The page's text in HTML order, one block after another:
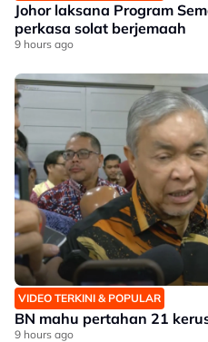
Johor laksana Program
perkasa solat berjemaah
9 hours ago
VIDEO TERKINI & POPULAR
BN mahu pertahan 21
9 hours ago